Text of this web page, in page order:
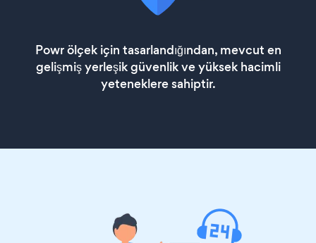
Powr ölçek için tasarlandığından, mevcut en
gelişmiş yerleşik güvenlik ve yüksek hacimli
yeteneklere sahiptir.